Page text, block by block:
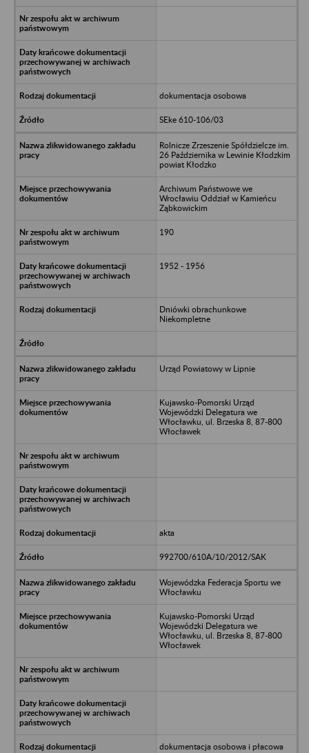
dokumentacja osobowa
SEke 610-106/03
Rolnicze Zrzeszenie Spółdzielcze im.
26 Października w Lewinie Kłodzkim
powiat Kłodzko
Archiwum Państwowe we
Wrocławiu Oddział w Kamieńcu
Ząbkowickim
190
1952 - 1956
Dniówki obrachunkowe
Niekompletne
Urząd Powiatowy w Lipnie
Kujawsko-Pomorski Urząd
Wojewódzki Delegatura we
Włocławku, ul. Brzeska 8, 87-800
Włocławek
akta
992700/610A/10/2012/SAK
Wojewódzka Federacja Sportu we
Włocławku
Kujawsko-Pomorski Urząd
Wojewódzki Delegatura we
Włocławku, ul. Brzeska 8, 87-800
Włocławek
dokumentacja osobowa i płacowa